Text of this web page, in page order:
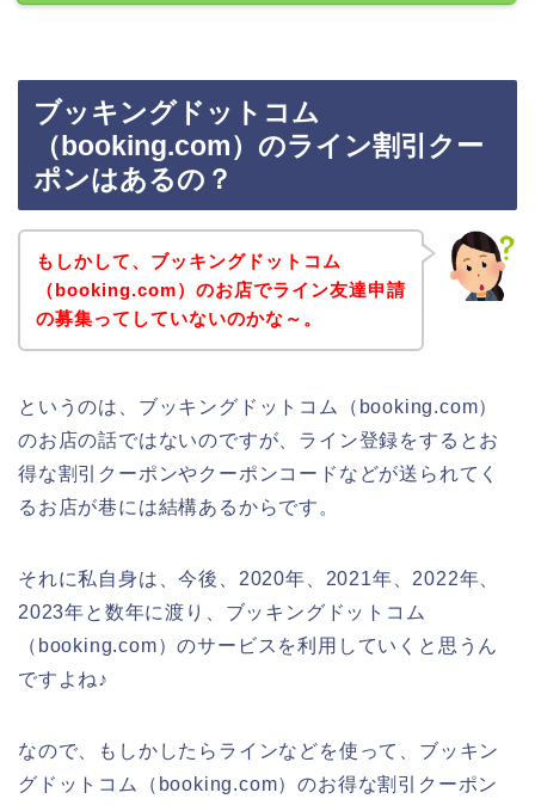
ブッキングドットコム
（booking.com）のライン割引クー
ポンはあるの？
もしかして、ブッキングドットコム
（booking.com）のお店でライン友達申請
の募集ってしていないのかな～。
というのは、ブッキングドットコム（booking.com）
のお店の話ではないのですが、ライン登録をするとお
得な割引クーポンやクーポンコードなどが送られてく
るお店が巷には結構あるからです。
それに私自身は、今後、2020年、2021年、2022年、
2023年と数年に渡り、ブッキングドットコム
（booking.com）のサービスを利用していくと思うん
ですよね♪
なので、もしかしたらラインなどを使って、ブッキン
グドットコム（booking.com）のお得な割引クーポン